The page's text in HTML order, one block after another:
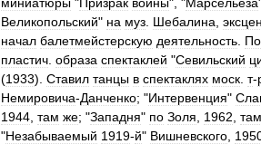
Великопольский" на муз Шебалина
начал балетмейстерскую деятельность По
пластич образа спектаклей "Севильский
(1933). Ставил танцы в спектаклях моск т-
Немировича-Данченко; "Интервенция"
1944 там же; "Западня" по Золя 1962 там
"Незабываемый 1919-й" Вишневского